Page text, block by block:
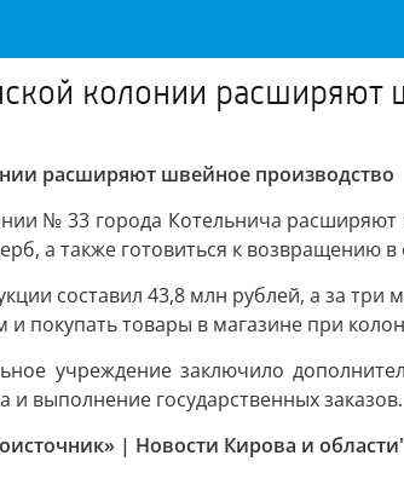
колонии расширяют
расширяют швейное производство
№ 33 города Котельнича
а также готовиться к возвращению
составил 43,8 млн рублей, а за
и покупать товары в магазине при
учреждение заключило
и выполнение государственных заказов.
| Новости Кирова и